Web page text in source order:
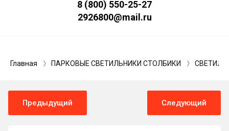
8 (800) 550-25-27
2926800@mail.ru
Главная ПАРКОВЫЕ СВЕТИЛЬНИКИ СТОЛБИКИ
Предыдущий Следующий